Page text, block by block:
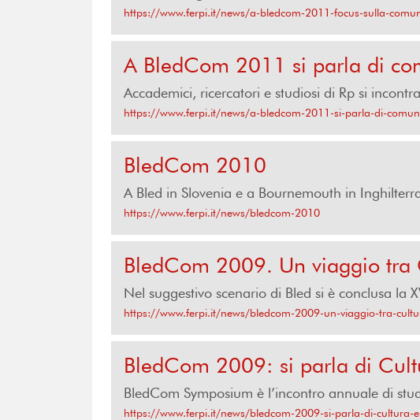
https://www.ferpi.it/news/a-bledcom-2011-focus-sulla-
A BledCom 2011 si parla di
Accademici, ricercatori e studiosi di Rp si
https://www.ferpi.it/news/a-bledcom-2011-si-parla-di-
BledCom 2010
A Bled in Slovenia e a Bournemouth in
https://www.ferpi.it/news/bledcom-2010
BledCom 2009. Un viaggio tra
Nel suggestivo scenario di Bled si è conclusa la
https://www.ferpi.it/news/bledcom-2009-un-viaggio-tra-
BledCom 2009: si parla di
BledCom Symposium è l’incontro annuale di
https://www.ferpi.it/news/bledcom-2009-si-parla-di-cultura-